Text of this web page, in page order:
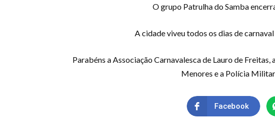
O grupo Patrulha do Samba
A cidade viveu todos os dias de
Parabéns a Associação Carnavalesca de Lauro de
Menores e a Polícia
Facebook